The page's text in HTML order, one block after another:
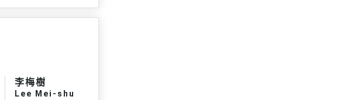
李梅樹
Lee Mei-shu